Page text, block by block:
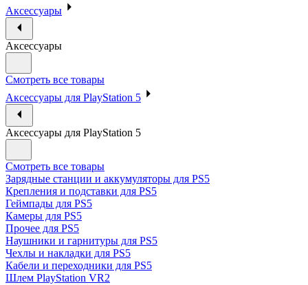
Аксессуары
Аксессуары
Смотреть все товары
Аксессуары для PlayStation 5
Аксессуары для PlayStation 5
Смотреть все товары
Зарядные станции и аккумуляторы для PS5
Крепления и подставки для PS5
Геймпады для PS5
Камеры для PS5
Прочее для PS5
Наушники и гарнитуры для PS5
Чехлы и накладки для PS5
Кабели и переходники для PS5
Шлем PlayStation VR2